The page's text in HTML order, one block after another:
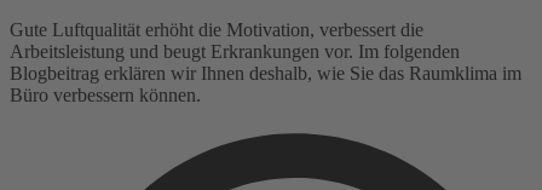
Gute Luftqualität erhöht die Motivation, verbessert die
Arbeitsleistung und beugt Erkrankungen vor. Im folgenden
Blogbeitrag erklären wir Ihnen deshalb, wie Sie das Raumklima im
Büro verbessern können.